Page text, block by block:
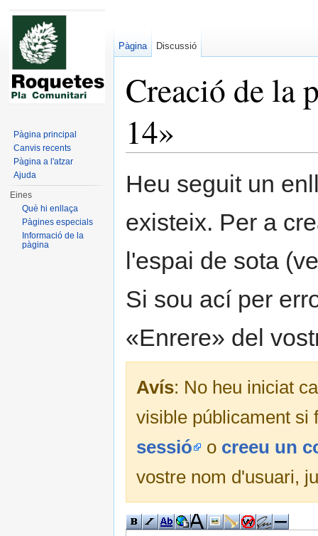
Creació de la
14»
Heu seguit un
existeix. Per a
l'espai de sota
Si sou ací per
«Enrere» del
Avís: No heu iniciat
visible públicament
sessió
o creeu un
vostre nom d'usuari,
Pàgina Discussió
Pàgina principal
Canvis recents
Pàgina a l'atzar
Ajuda
Eines
Què hi enllaça
Pàgines especials
Informació de la
pàgina